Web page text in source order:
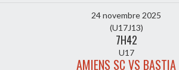
24 novembre 2025
(U17J13)
7H42
U17
AMIENS SC VS BASTIA